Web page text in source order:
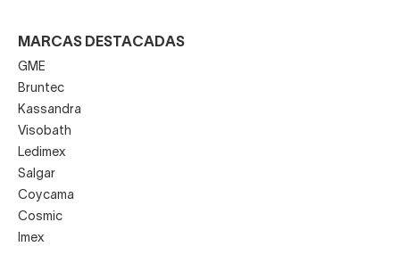
MARCAS DESTACADAS
GME
Bruntec
Kassandra
Visobath
Ledimex
Salgar
Coycama
Cosmic
Imex